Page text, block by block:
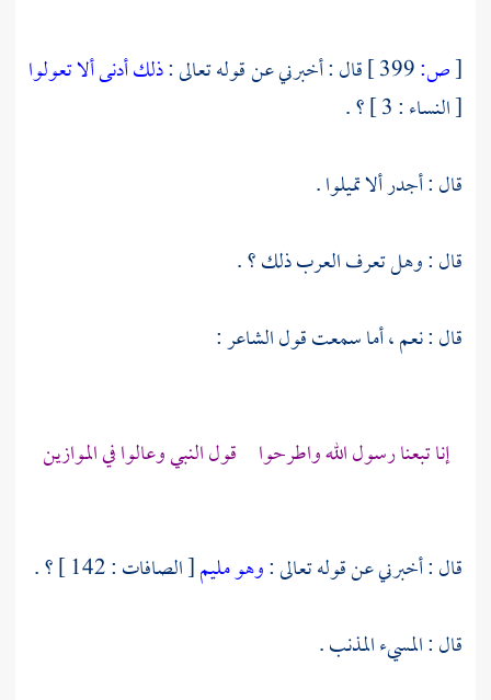
[ص: قال : أخبرني عن قوله تعالى :ذلك أدنى ألا تعولوا
[ النساء : 3 ] ؟ .
قال : أجدر ألا تميلوا .
قال : وهل تعرف العرب ذلك ؟ .
قال : نعم ، أما سمعت قول الشاعر :
إنا تبعنا رسول الله واطرحوا قول النبي وعالوا في الموازين
قال : أخبرني عن قوله تعالى :وهو مليم[ الصافات : 142 ] ؟ .
قال : المسيء المذنب .